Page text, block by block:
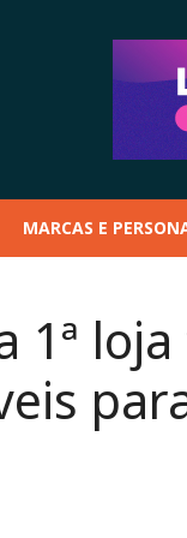
MARCAS E
1ª